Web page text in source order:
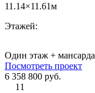
11.14×11.61м
Этажей:
Один этаж + мансарда
Посмотреть проект
6 358 800 руб.
11